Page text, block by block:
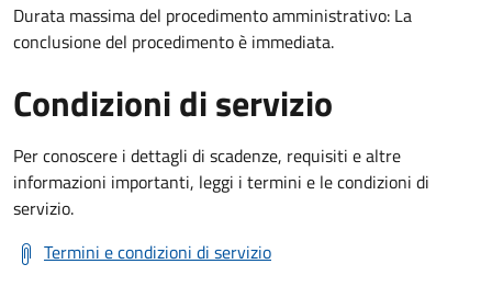
Durata massima del procedimento amministrativo: La
conclusione del procedimento è immediata.
Condizioni di servizio
Per conoscere i dettagli di scadenze, requisiti e altre
informazioni importanti, leggi i termini e le condizioni di
servizio.
Termini e condizioni di servizio